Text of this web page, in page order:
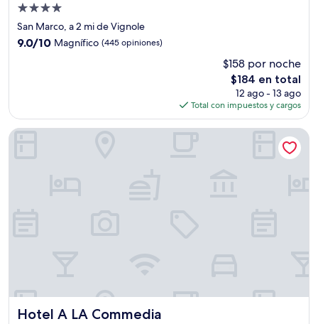
Propiedad
de
4.0
estrellas
San Marco, a 2 mi de Vignole
9.0
9.0/10 Magnífico (445 opiniones)
$158 por noche
El
precio
actual
es
de
$184 en total
12 ago - 13 ago
Total con impuestos y cargos
Hotel A LA Commedia
Hotel A LA Commedia
Hotel A LA Commedia